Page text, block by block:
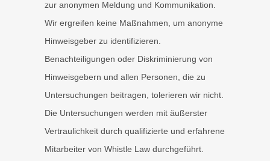
zur anonymen Meldung und Kommunikation.
Wir ergreifen keine Maßnahmen, um anonyme
Hinweisgeber zu identifizieren.
Benachteiligungen oder Diskriminierung von
Hinweisgebern und allen Personen, die zu
Untersuchungen beitragen, tolerieren wir nicht.
Die Untersuchungen werden mit äußerster
Vertraulichkeit durch qualifizierte und erfahrene
Mitarbeiter von Whistle Law durchgeführt.